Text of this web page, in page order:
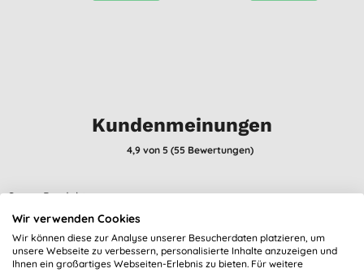
Kundenmeinungen
4,9 von 5 (55 Bewertungen)
Super Produkt
17.04.2025
Wir verwenden Cookies
Wir können diese zur Analyse unserer Besucherdaten platzieren, um
unsere Webseite zu verbessern, personalisierte Inhalte anzuzeigen und
Ihnen ein großartiges Webseiten-Erlebnis zu bieten. Für weitere